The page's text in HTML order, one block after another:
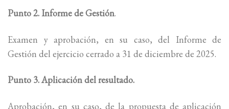
Punto 2. Informe de Gestión.
Examen y aprobación, en su caso, del Informe de
Gestión del ejercicio cerrado a 31 de diciembre de 2025.
Punto 3. Aplicación del resultado.
Aprobación, en su caso, de la propuesta de aplicación